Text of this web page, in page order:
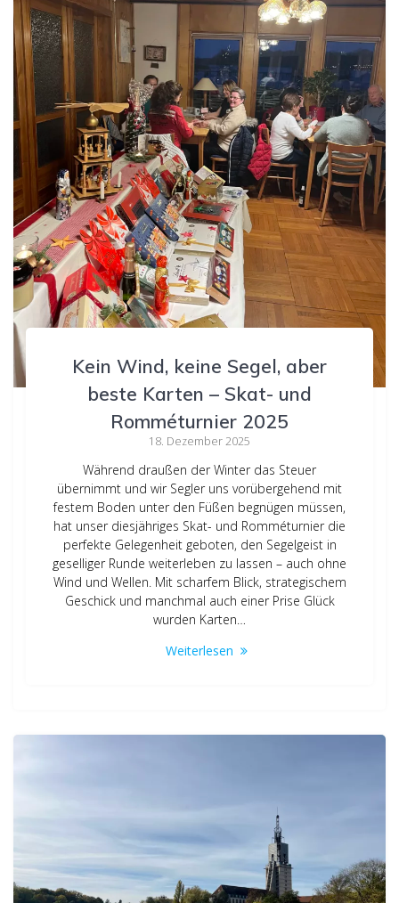
Kein Wind, keine Segel, aber
beste Karten – Skat- und
Romméturnier 2025
18. Dezember 2025
Während draußen der Winter das Steuer
übernimmt und wir Segler uns vorübergehend mit
festem Boden unter den Füßen begnügen müssen,
hat unser diesjähriges Skat- und Romméturnier die
perfekte Gelegenheit geboten, den Segelgeist in
geselliger Runde weiterleben zu lassen – auch ohne
Wind und Wellen. Mit scharfem Blick, strategischem
Geschick und manchmal auch einer Prise Glück
wurden Karten…
Weiterlesen